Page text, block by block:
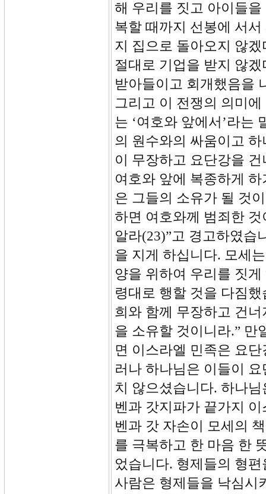
해 우리를 짓고 아이들
복할 때까지 선봉에 서
지 집으로 돌아오지 않
절대로 기업을 받지 않
받아들이고 회개했음을
그리고 이 전쟁의 의미
는 ‘여호와 앞에서’라는
의 원수와의 싸움이고
이 무장하고 요단강을
여호와 앞에 복종하게
은 그들의 소유가 될 것
하면 여호와께 범죄한
알라(23)”고 경고하였습
을 지게 하십니다. 모세
양을 위하여 우리를 짓
령대로 행할 것을 다짐
희와 함께 무장하고 건
을 소유할 것이니라.” 만
면 이스라엘 민족은 요
러나 하나님은 이들이
치 않으셨습니다. 하나
벤과 갓지파가 끝가지
벤과 갓 자손이 모세의
를 극복하고 한 마음 한
었습니다. 형제들의 형
사람은 형제들을 낙심시